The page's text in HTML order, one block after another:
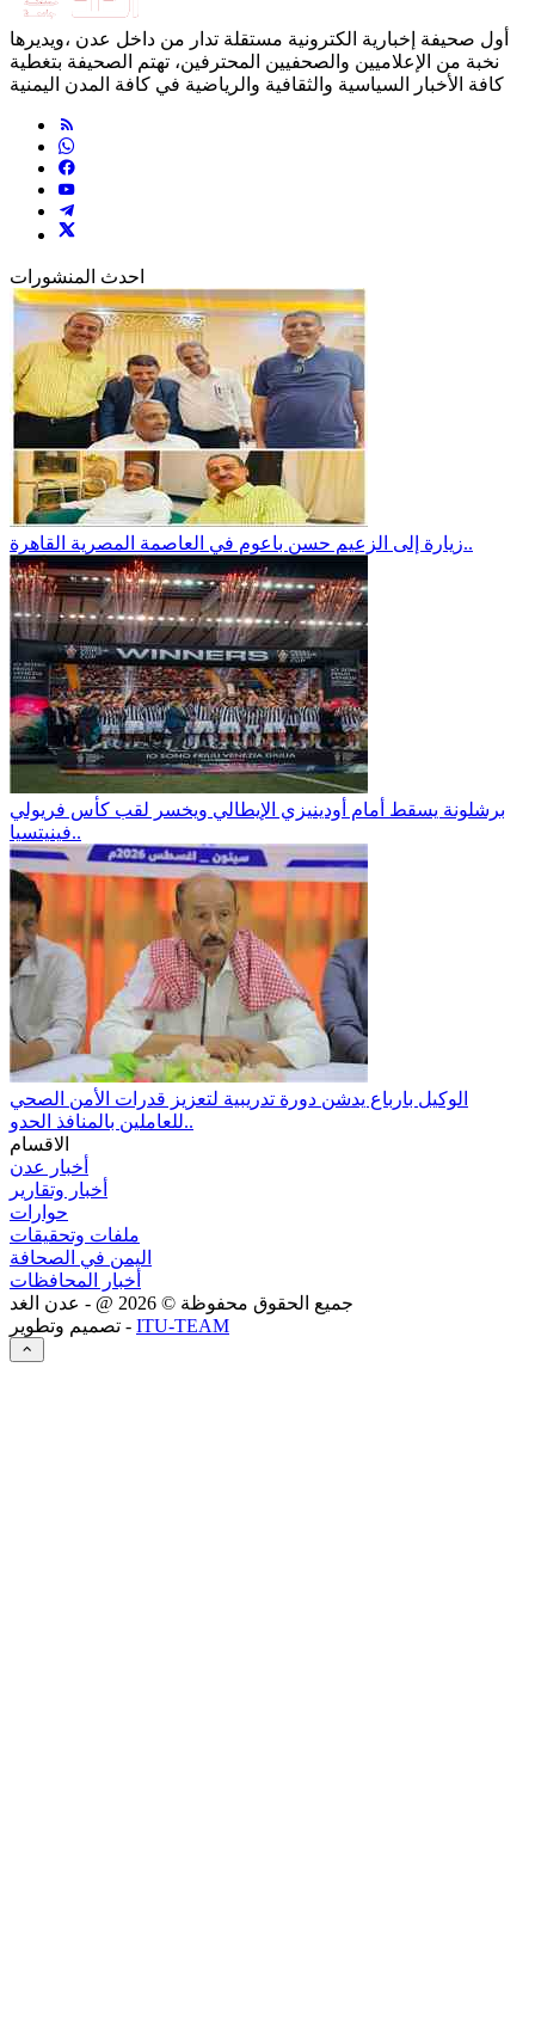
أول صحيفة إخبارية الكترونية مستقلة تدار من داخل عدن ،ويديرها
نخبة من الإعلاميين والصحفيين المحترفين، تهتم الصحيفة بتغطية
كافة الأخبار السياسية والثقافية والرياضية في كافة المدن اليمنية
احدث المنشورات
زيارة إلى الزعيم حسن باعوم في العاصمة المصرية القاهرة..
برشلونة يسقط أمام أودينيزي الإيطالي ويخسر لقب كأس فريولي
فينيتسيا..
الوكيل بارباع يدشن دورة تدريبية لتعزيز قدرات الأمن الصحي
للعاملين بالمنافذ الحدو..
الاقسام
أخبار عدن
أخبار وتقارير
حوارات
ملفات وتحقيقات
اليمن في الصحافة
أخبار المحافظات
جميع الحقوق محفوظة © 2026 @ - عدن الغد
تصميم وتطوير - ITU-TEAM